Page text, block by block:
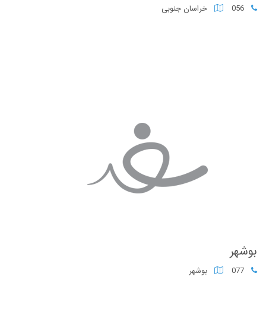
خراسان جنوبی
بوشهر
بوشهر